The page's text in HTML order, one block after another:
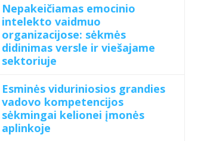
Nepakeičiamas emocinio
intelekto vaidmuo
organizacijose: sėkmės
didinimas versle ir viešajame
sektoriuje
Esminės viduriniosios grandies
vadovo kompetencijos
sėkmingai kelionei įmonės
aplinkoje